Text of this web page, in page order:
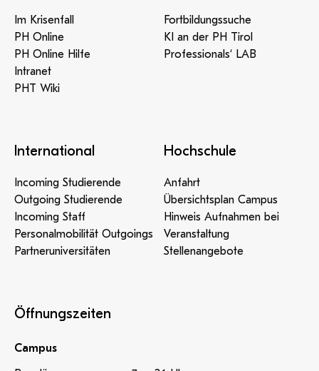
Im Krisenfall
PH Online
PH Online Hilfe
Intranet
PHT Wiki
Fortbildungssuche
KI an der PH Tirol
Professionals‘ LAB
International
Incoming Studierende
Outgoing Studierende
Incoming Staff
Personalmobilität Outgoings
Partneruniversitäten
Hochschule
Anfahrt
Übersichtsplan Campus
Hinweis Aufnahmen bei
Veranstaltung
Stellenangebote
Öffnungszeiten
Campus